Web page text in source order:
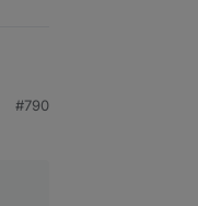
#790